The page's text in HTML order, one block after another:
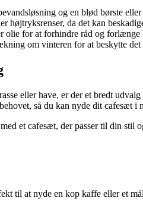
og en blød børste
højtryksrenser, da det kan
olie for at forhindre råd og forlænge
om vinteren for at beskytte
eller have, er der et bredt
så du kan nyde dit cafesæt i
et cafesæt, der passer til din stil
til at nyde en kop kaffe eller et